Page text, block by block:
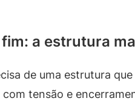
a estrutura
de uma estrutura
tensão e